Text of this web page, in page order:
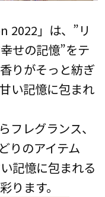
2022」は、”リ
せの記憶”をテ
りがそっと紡ぎ
い記憶に包まれ
フレグランス、
りのアイテム
記憶に包まれる
ります。